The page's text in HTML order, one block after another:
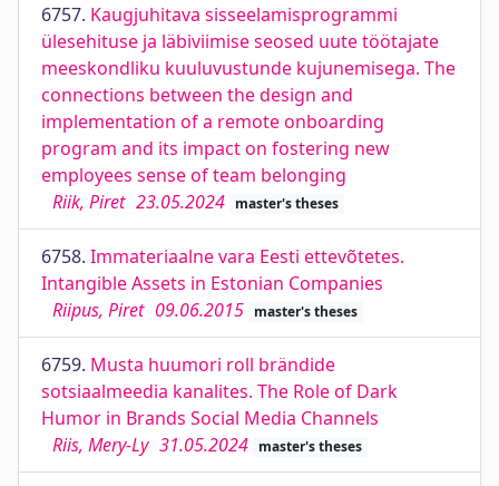
6757. Kaugjuhitava sisseelamisprogrammi
ülesehituse ja läbiviimise seosed uute töötajate
meeskondliku kuuluvustunde kujunemisega. The
connections between the design and
implementation of a remote onboarding
program and its impact on fostering new
employees sense of team belonging
Riik, Piret 23.05.2024 master's theses
6758. Immateriaalne vara Eesti ettevõtetes.
Intangible Assets in Estonian Companies
Riipus, Piret 09.06.2015 master's theses
6759. Musta huumori roll brändide
sotsiaalmeedia kanalites. The Role of Dark
Humor in Brands Social Media Channels
Riis, Mery-Ly 31.05.2024 master's theses